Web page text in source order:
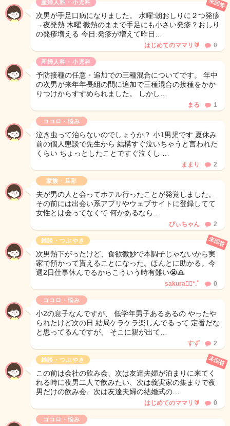
産婦人科・小児科
次男が手足口病になりました。 水曜:朝おしりに２つ発疹
→夜発熱 木曜:微熱のままで手足にも小さい発疹？おしり
の発疹増える 今日:発疹が増えて昨日…
未回答
はじめてのママリ🔰 0
産婦人科・小児科
予防接種の任意・追加での三種混合についてです。 年中
の次男が来年年長組の間に追加で三種混合の接種をかか
りつけからすすめられました。 しかし…
まる 1
ココロ・悩み
泣き虫って治らないのでしょうか？ 小1男児です 夏休み
前の個人懇談で先生から 結構すぐ泣いちゃうと言われた
くらい ちょっとしたことですぐ泣くし …
ままり 2
家族・旦那
夫が男の人と会ってホテル行ったことが発覚しました。
その前には出会い系アプリやウェブサイトに登録してて
女性とは会ってなくて 何かあるなら…
ぴぃちゃん 2
雑談・つぶやき
次男熱下がったけど、食欲微妙で本調子じゃないから実
家で預かって貰えることになった。ほんとに助かる。今
週2日仕事休んでるからこういう時有難い😭🙏
未回答
sakura❁⃘*.ﾟ 0
ココロ・悩み
小2の息子なんですが、 低学年男子あるあるの やったや
られたけど次の日 結局ケラケラ楽しんでるって 定番だな
と思ってるんですが、 そこに親が出て…
すず 2
雑談・つぶやき
この前は会社の飲み会、次は友達夫婦が泊まりに来てく
れる時に夜男二人で飲みたい、次は義実家の集まりで夜
男だけの飲み会、次は友達夫婦の結婚式の…
未回答
はじめてのママリ🔰 0
ココロ・悩み